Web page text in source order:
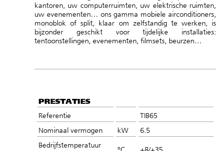
kantoren, uw computerruimten, uw elektrische ruimten,
uw evenementen… ons gamma mobiele airconditioners,
monoblok of split, klaar om zelfstandig te werken, is
bijzonder geschikt voor tijdelijke installaties:
tentoonstellingen, evenementen, filmsets, beurzen…
PRESTATIES
Referentie
TIB65
Nominaal vermogen
kW
6.5
Bedrijfstemperatuur
°C +8/+35